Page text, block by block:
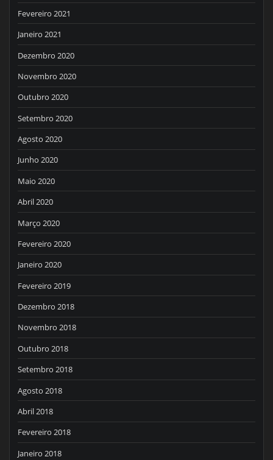
Fevereiro 2021
Janeiro 2021
Dezembro 2020
Novembro 2020
Outubro 2020
Setembro 2020
Agosto 2020
Junho 2020
Maio 2020
Abril 2020
Março 2020
Fevereiro 2020
Janeiro 2020
Fevereiro 2019
Dezembro 2018
Novembro 2018
Outubro 2018
Setembro 2018
Agosto 2018
Abril 2018
Fevereiro 2018
Janeiro 2018